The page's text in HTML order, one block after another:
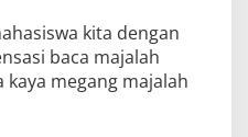
kita dengan
baca majalah
megang majalah